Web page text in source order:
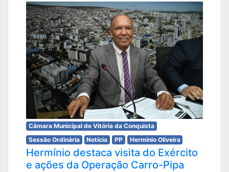
Câmara Municipal de Vitória da Conquista
Sessão Ordinária
Notícia PP Hermínio Oliveira
Hermínio destaca visita do Exército
e ações da Operação Carro-Pipa